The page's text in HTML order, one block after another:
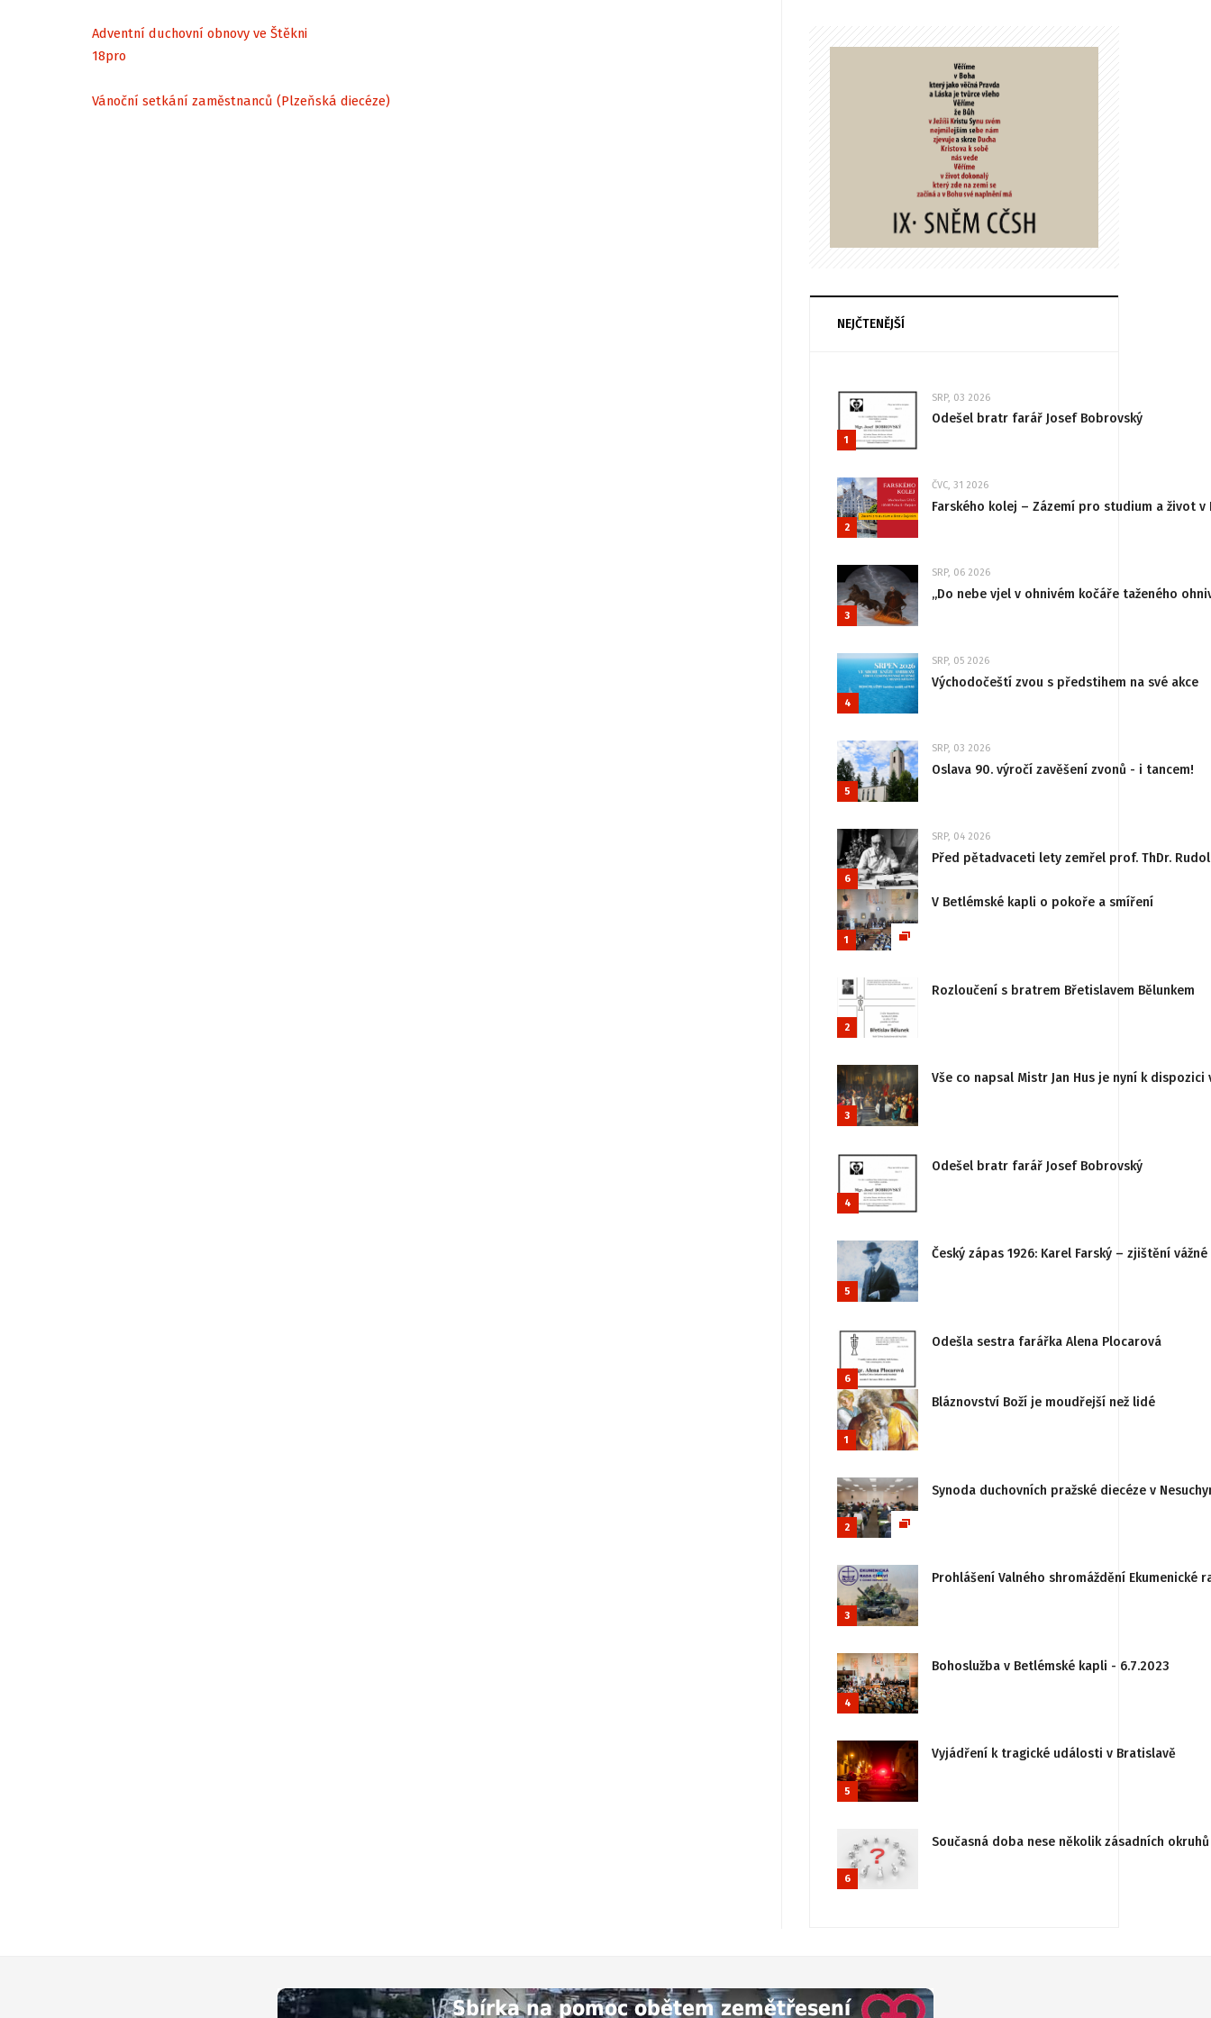
Adventní duchovní obnovy ve Štěkni
18pro
Vánoční setkání zaměstnanců (Plzeňská diecéze)
NEJČTENĚJŠÍ
1
SRP, 03 2026
Odešel bratr farář Josef Bobrovský
2
ČVC, 31 2026
Farského kolej – Zázemí pro studium a život v
3
SRP, 06 2026
„Do nebe vjel v ohnivém kočáře taženého
4
SRP, 05 2026
Východočeští zvou s předstihem na své akce
5
SRP, 03 2026
Oslava 90. výročí zavěšení zvonů - i tancem!
6
SRP, 04 2026
Před pětadvaceti lety zemřel prof. ThDr.
1
V Betlémské kapli o pokoře a smíření
2
Rozloučení s bratrem Břetislavem Bělunkem
3
Vše co napsal Mistr Jan Hus je nyní k
4
Odešel bratr farář Josef Bobrovský
5
Český zápas 1926: Karel Farský – zjištění
6
Odešla sestra farářka Alena Plocarová
1
Bláznovství Boží je moudřejší než lidé
2
Synoda duchovních pražské diecéze v
3
Prohlášení Valného shromáždění
4
Bohoslužba v Betlémské kapli - 6.7.2023
5
Vyjádření k tragické události v Bratislavě
6
Současná doba nese několik zásadních